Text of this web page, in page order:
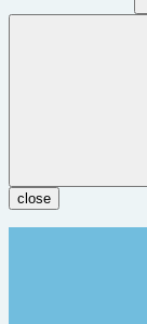
close